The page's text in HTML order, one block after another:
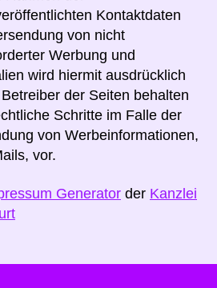
Kontaktdaten
von nicht
Werbung und
wird hiermit ausdrücklich
der Seiten behalten
Schritte im Falle der
von Werbeinformationen,
vor.
Generator der Kanzlei